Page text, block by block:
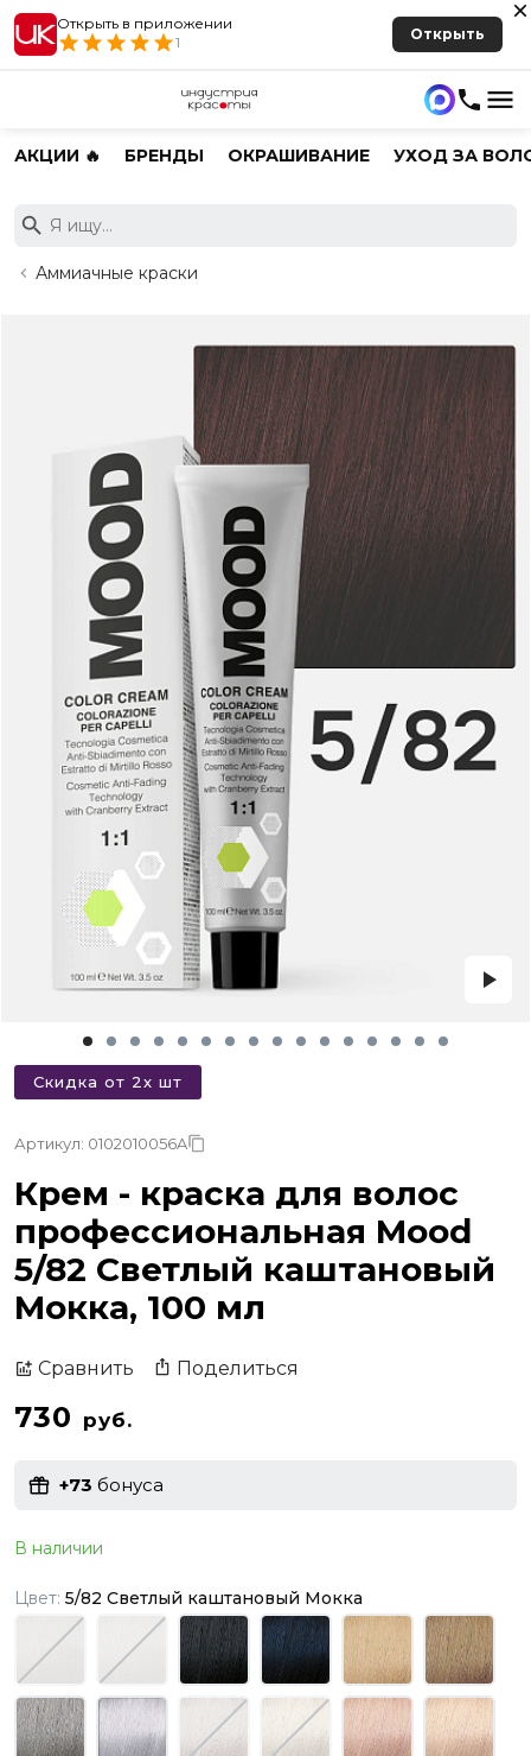
Открыть в приложении
1
Открыть
АКЦИИ 🔥 БРЕНДЫ ОКРАШИВАНИЕ УХОД ЗА
Аммиачные краски
Скидка от 2х шт
Артикул: 0102010056A
Крем - краска для волос
профессиональная Mood
5/82 Светлый каштановый
Мокка, 100 мл
Сравнить Поделиться
730 руб.
+73 бонуса
В наличии
Цвет: 5/82 Светлый каштановый Мокка